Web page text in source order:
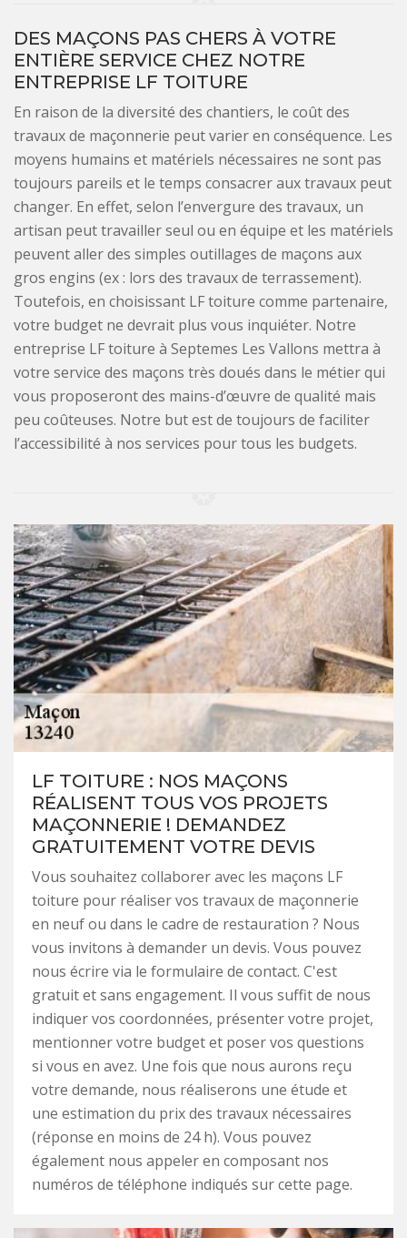
DES MAÇONS PAS CHERS À VOTRE
ENTIÈRE SERVICE CHEZ NOTRE
ENTREPRISE LF TOITURE
En raison de la diversité des chantiers, le coût des
travaux de maçonnerie peut varier en conséquence. Les
moyens humains et matériels nécessaires ne sont pas
toujours pareils et le temps consacrer aux travaux peut
changer. En effet, selon l’envergure des travaux, un
artisan peut travailler seul ou en équipe et les matériels
peuvent aller des simples outillages de maçons aux
gros engins (ex : lors des travaux de terrassement).
Toutefois, en choisissant LF toiture comme partenaire,
votre budget ne devrait plus vous inquiéter. Notre
entreprise LF toiture à Septemes Les Vallons mettra à
votre service des maçons très doués dans le métier qui
vous proposeront des mains-d’œuvre de qualité mais
peu coûteuses. Notre but est de toujours de faciliter
l’accessibilité à nos services pour tous les budgets.
LF TOITURE : NOS MAÇONS
RÉALISENT TOUS VOS PROJETS
MAÇONNERIE ! DEMANDEZ
GRATUITEMENT VOTRE DEVIS
Vous souhaitez collaborer avec les maçons LF
toiture pour réaliser vos travaux de maçonnerie
en neuf ou dans le cadre de restauration ? Nous
vous invitons à demander un devis. Vous pouvez
nous écrire via le formulaire de contact. C'est
gratuit et sans engagement. Il vous suffit de nous
indiquer vos coordonnées, présenter votre projet,
mentionner votre budget et poser vos questions
si vous en avez. Une fois que nous aurons reçu
votre demande, nous réaliserons une étude et
une estimation du prix des travaux nécessaires
(réponse en moins de 24 h). Vous pouvez
également nous appeler en composant nos
numéros de téléphone indiqués sur cette page.